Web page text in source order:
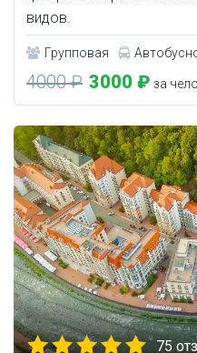
видов.
Групповая
4000 ₽ 3000 ₽ за
75